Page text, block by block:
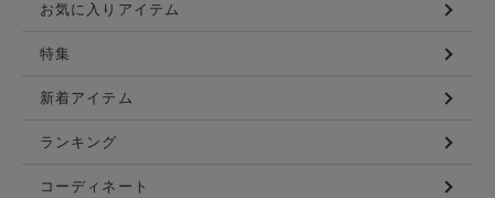
お気に入りアイテム
特集
新着アイテム
ランキング
コーディネート